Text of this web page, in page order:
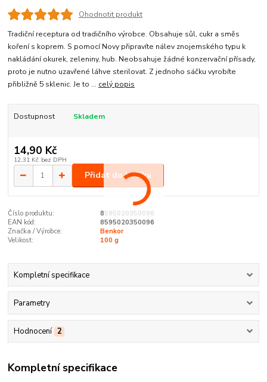
Ohodnotit produkt
Tradiční receptura od tradičního výrobce. Obsahuje sůl, cukr a směs
koření s koprem. S pomocí Novy připravíte nálev znojemského typu k
nakládání okurek, zeleniny, hub. Neobsahuje žádné konzervační přísady,
proto je nutno uzavřené láhve sterilovat. Z jednoho sáčku vyrobíte
přibližně 5 sklenic. Je to ... celý popis
Dostupnost Skladem
14,90 Kč
12,31 Kč bez DPH
Přidat do košíku
Číslo produktu:
8595020350096
EAN kód:
8595020350096
Značka / Výrobce:
Benkor
Velikost:
100 g
Kompletní specifikace
Parametry
Hodnocení 2
Kompletní specifikace